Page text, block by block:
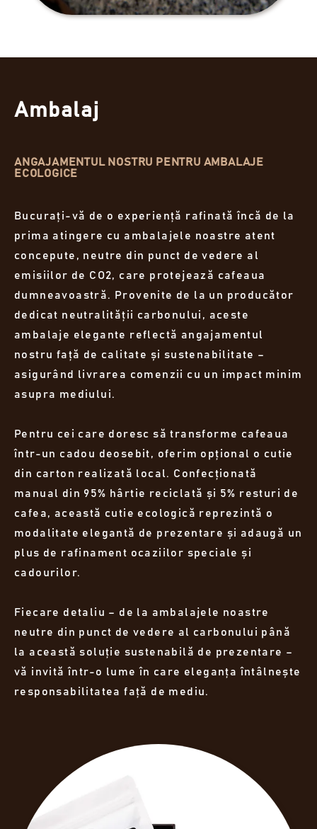
Ambalaj
ANGAJAMENTUL NOSTRU PENTRU AMBALAJE
ECOLOGICE
Bucurați-vă de o experiență rafinată încă de la
prima atingere cu ambalajele noastre atent
concepute, neutre din punct de vedere al
emisiilor de CO2, care protejează cafeaua
dumneavoastră. Provenite de la un producător
dedicat neutralității carbonului, aceste
ambalaje elegante reflectă angajamentul
nostru față de calitate și sustenabilitate –
asigurând livrarea comenzii cu un impact minim
asupra mediului.
Pentru cei care doresc să transforme cafeaua
într-un cadou deosebit, oferim opțional o cutie
din carton realizată local. Confecționată
manual din 95% hârtie reciclată și 5% resturi de
cafea, această cutie ecologică reprezintă o
modalitate elegantă de prezentare și adaugă un
plus de rafinament ocaziilor speciale și
cadourilor.
Fiecare detaliu – de la ambalajele noastre
neutre din punct de vedere al carbonului până
la această soluție sustenabilă de prezentare –
vă invită într-o lume în care eleganța întâlnește
responsabilitatea față de mediu.